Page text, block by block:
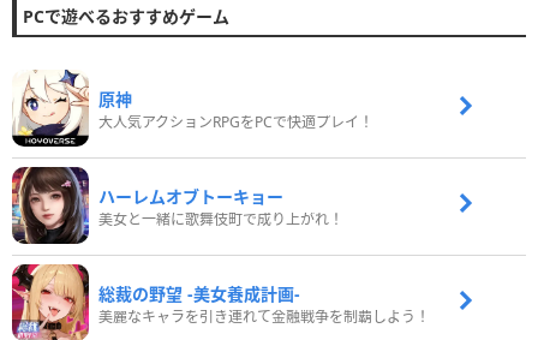
PCで遊べるおすすめゲーム
原神
大人気アクションRPGをPCで快適プレイ！
ハーレムオブトーキョー
美女と一緒に歌舞伎町で成り上がれ！
総裁の野望 -美女養成計画-
美麗なキャラを引き連れて金融戦争を制覇しよう！